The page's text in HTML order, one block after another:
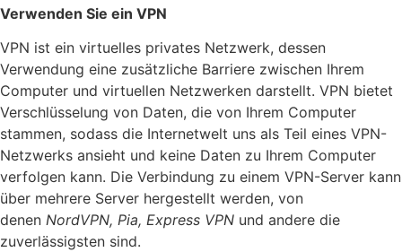
Verwenden Sie ein VPN
VPN ist ein virtuelles privates Netzwerk, dessen
Verwendung eine zusätzliche Barriere zwischen Ihrem
Computer und virtuellen Netzwerken darstellt. VPN bietet
Verschlüsselung von Daten, die von Ihrem Computer
stammen, sodass die Internetwelt uns als Teil eines VPN-
Netzwerks ansieht und keine Daten zu Ihrem Computer
verfolgen kann. Die Verbindung zu einem VPN-Server kann
über mehrere Server hergestellt werden, von
denen NordVPN, Pia, Express VPN und andere die
zuverlässigsten sind.